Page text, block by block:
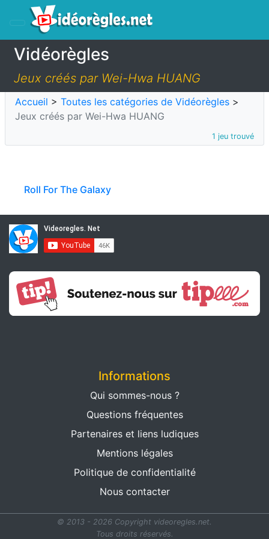
Vidéorègles
Jeux créés par Wei-Hwa HUANG
Accueil > Toutes les catégories de Vidéorègles >
Jeux créés par Wei-Hwa HUANG
1 jeu trouvé
Roll For The Galaxy
Informations
Qui sommes-nous ?
Questions fréquentes
Partenaires et liens ludiques
Mentions légales
Politique de confidentialité
Nous contacter
© 2013 - 2026 Copyright videoregles.net.
Tous droits réservés.